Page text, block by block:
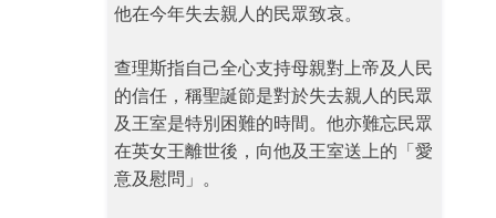
他在今年失去親人的民眾致哀。
查理斯指自己全心支持母親對上帝及人民
的信任，稱聖誕節是對於失去親人的民眾
及王室是特別困難的時間。他亦難忘民眾
在英女王離世後，向他及王室送上的「愛
意及慰問」。